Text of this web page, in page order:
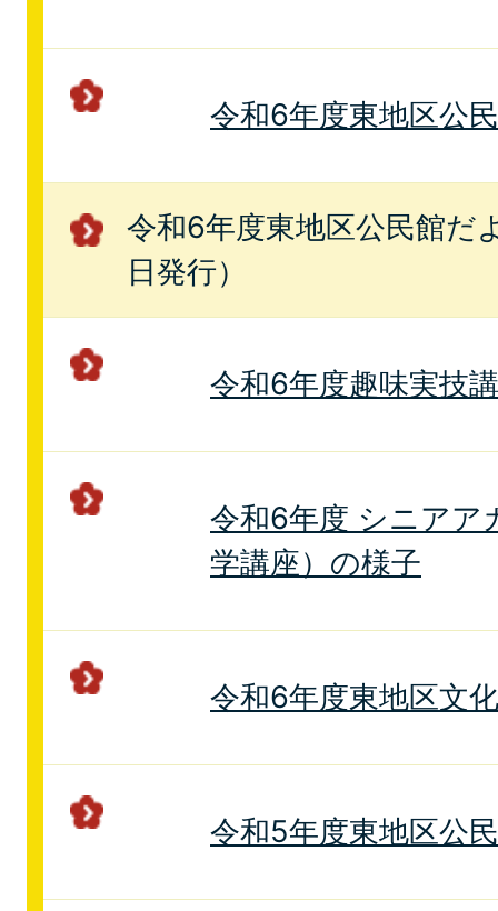
令和6年度東地区公
令和6年度東地区公民館だ
日発行）
令和6年度趣味実技
令和6年度 シニアア
学講座）の様子
令和6年度東地区文
令和5年度東地区公